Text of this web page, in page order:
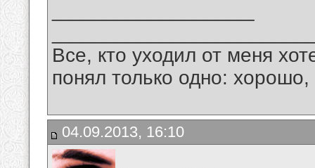
Все, кто уходил от меня
понял только одно:
04.09.2013, 16:10